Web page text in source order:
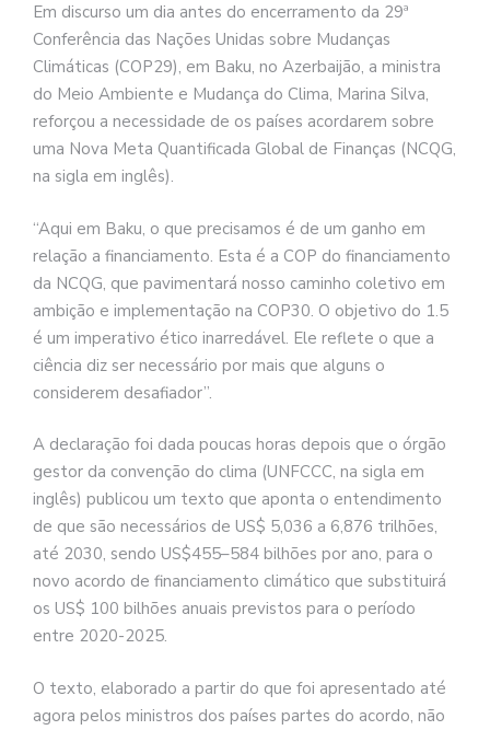
Em discurso um dia antes do encerramento da 29ª
Conferência das Nações Unidas sobre Mudanças
Climáticas (COP29), em Baku, no Azerbaijão, a ministra
do Meio Ambiente e Mudança do Clima, Marina Silva,
reforçou a necessidade de os países acordarem sobre
uma Nova Meta Quantificada Global de Finanças (NCQG,
na sigla em inglês).
“Aqui em Baku, o que precisamos é de um ganho em
relação a financiamento. Esta é a COP do financiamento
da NCQG, que pavimentará nosso caminho coletivo em
ambição e implementação na COP30. O objetivo do 1.5
é um imperativo ético inarredável. Ele reflete o que a
ciência diz ser necessário por mais que alguns o
considerem desafiador”.
A declaração foi dada poucas horas depois que o órgão
gestor da convenção do clima (UNFCCC, na sigla em
inglês) publicou um texto que aponta o entendimento
de que são necessários de US$ 5,036 a 6,876 trilhões,
até 2030, sendo US$455–584 bilhões por ano, para o
novo acordo de financiamento climático que substituirá
os US$ 100 bilhões anuais previstos para o período
entre 2020-2025.
O texto, elaborado a partir do que foi apresentado até
agora pelos ministros dos países partes do acordo, não